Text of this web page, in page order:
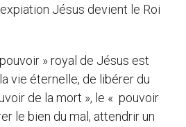
Jésus devient le Roi
» royal de Jésus est
vie éternelle, de libérer du
de la mort », le « pouvoir
le bien du mal, attendrir un